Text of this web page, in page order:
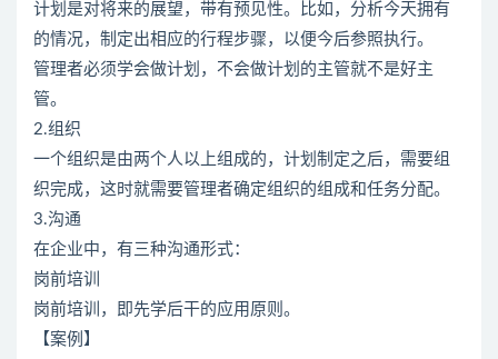
计划是对将来的展望，带有预见性。比如，分析今天拥有
的情况，制定出相应的行程步骤，以便今后参照执行。
管理者必须学会做计划，不会做计划的主管就不是好主
管。
2.组织
一个组织是由两个人以上组成的，计划制定之后，需要组
织完成，这时就需要管理者确定组织的组成和任务分配。
3.沟通
在企业中，有三种沟通形式：
岗前培训
岗前培训，即先学后干的应用原则。
【案例】